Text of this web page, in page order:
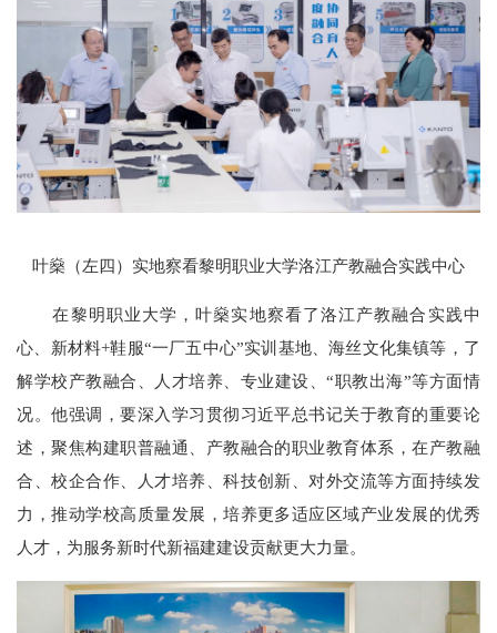
叶燊（左四）实地察看黎明职业大学洛江产教融合实践中心
在黎明职业大学，叶燊实地察看了洛江产教融合实践中
心、新材料+鞋服“一厂五中心”实训基地、海丝文化集镇等，了
解学校产教融合、人才培养、专业建设、“职教出海”等方面情
况。他强调，要深入学习贯彻习近平总书记关于教育的重要论
述，聚焦构建职普融通、产教融合的职业教育体系，在产教融
合、校企合作、人才培养、科技创新、对外交流等方面持续发
力，推动学校高质量发展，培养更多适应区域产业发展的优秀
人才，为服务新时代新福建建设贡献更大力量。